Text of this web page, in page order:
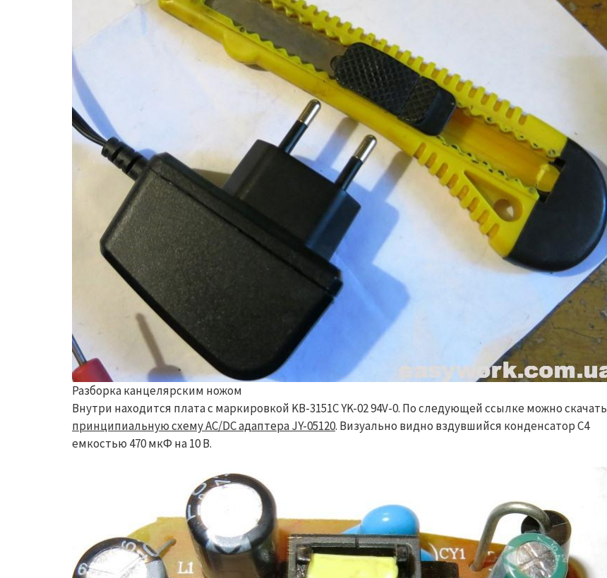
Разборка канцелярским ножом
Внутри находится плата с маркировкой KB-3151C YK-02 94V-0. По следующей ссылке можно скачать
принципиальную схему AC/DC адаптера JY-05120. Визуально видно вздувшийся конденсатор C4
емкостью 470 мкФ на 10 В.